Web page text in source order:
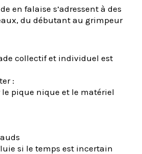
en falaise s’adressent à des
du débutant au grimpeur
collectif et individuel est
:
le pique nique et le matériel
si le temps est incertain